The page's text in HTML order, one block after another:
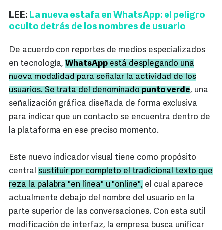
LEE: La nueva estafa en WhatsApp: el peligro
oculto detrás de los nombres de usuario
De acuerdo con reportes de medios especializados
en tecnología, WhatsApp está desplegando una
nueva modalidad para señalar la actividad de los
usuarios. Se trata del denominado punto verde, una
señalización gráfica diseñada de forma exclusiva
para indicar que un contacto se encuentra dentro de
la plataforma en ese preciso momento.
Este nuevo indicador visual tiene como propósito
central sustituir por completo el tradicional texto que
reza la palabra "en línea" u "online", el cual aparece
actualmente debajo del nombre del usuario en la
parte superior de las conversaciones. Con esta sutil
modificación de interfaz, la empresa busca unificar